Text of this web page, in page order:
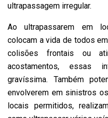
ultrapassagem irregular.
Ao ultrapassarem em
colocam a vida de todos
colisões frontais ou
acostamentos, essas
gravíssima. Também
envolverem em sinistros
locais permitidos,